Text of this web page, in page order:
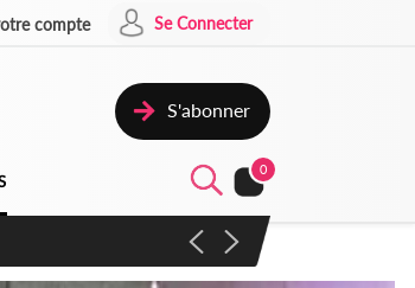
compte Se Connecter
S'abonner
0
produits